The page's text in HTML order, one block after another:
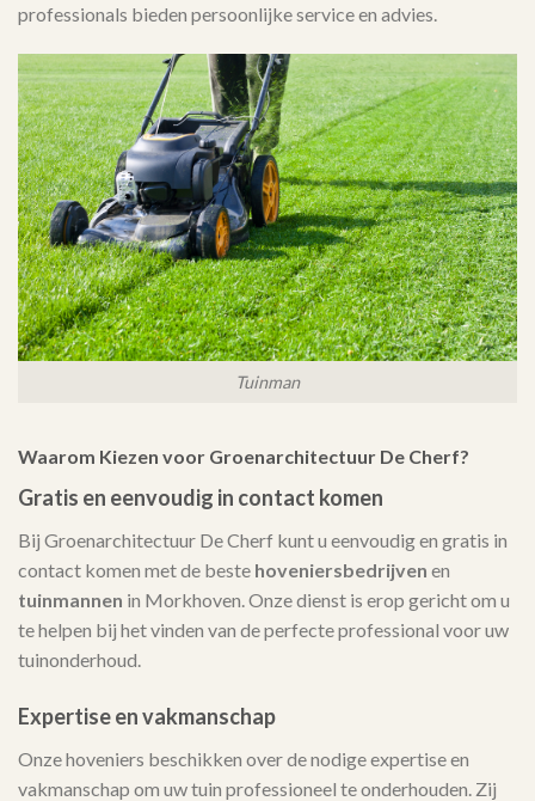
professionals bieden persoonlijke service en advies.
Tuinman
Waarom Kiezen voor Groenarchitectuur De Cherf?
Gratis en eenvoudig in contact komen
Bij Groenarchitectuur De Cherf kunt u eenvoudig en gratis in
contact komen met de beste hoveniersbedrijven en
tuinmannen in Morkhoven. Onze dienst is erop gericht om u
te helpen bij het vinden van de perfecte professional voor uw
tuinonderhoud.
Expertise en vakmanschap
Onze hoveniers beschikken over de nodige expertise en
vakmanschap om uw tuin professioneel te onderhouden. Zij